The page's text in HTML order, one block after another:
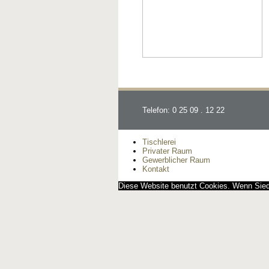
Telefon: 0 25 09 . 12 22
Tischlerei
Privater Raum
Gewerblicher Raum
Kontakt
Diese Website benutzt Cookies. Wenn